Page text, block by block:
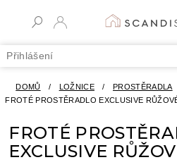
Přihlášení
DOMŮ / LOŽNICE / PROSTĚRADLA
FROTÉ PROSTĚRADLO EXCLUSIVE
FROTÉ
EXCLUSIVE